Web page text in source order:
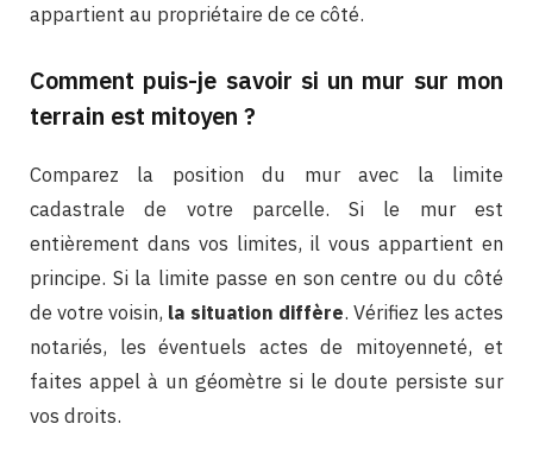
appartient au propriétaire de ce côté.
Comment puis-je savoir si un mur sur mon
terrain est mitoyen ?
Comparez la position du mur avec la limite
cadastrale de votre parcelle. Si le mur est
entièrement dans vos limites, il vous appartient en
principe. Si la limite passe en son centre ou du côté
de votre voisin, la situation diffère. Vérifiez les actes
notariés, les éventuels actes de mitoyenneté, et
faites appel à un géomètre si le doute persiste sur
vos droits.